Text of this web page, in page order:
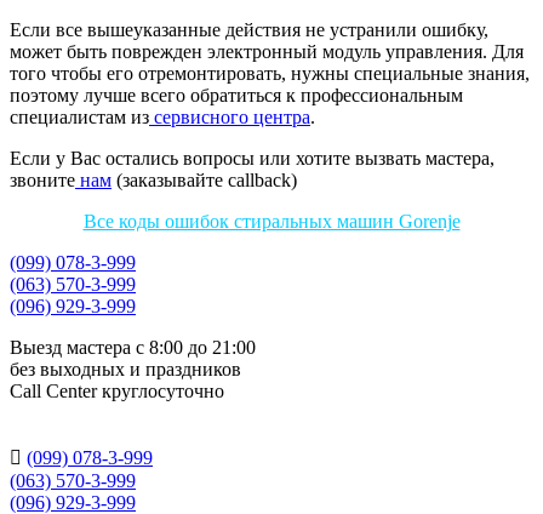
Если все вышеуказанные действия не устранили ошибку,
может быть поврежден электронный модуль управления. Для
того чтобы его отремонтировать, нужны специальные знания,
поэтому лучше всего обратиться к профессиональным
специалистам из сервисного центра.
Если у Вас остались вопросы или хотите вызвать мастера,
звоните нам (заказывайте callback)
Все коды ошибок стиральных машин Gorenje
(099) 078-3-999
(063) 570-3-999
(096) 929-3-999
Выезд мастера с 8:00 до 21:00
без выходных и праздников
Сall Сenter круглосуточно
 (099) 078-3-999
(063) 570-3-999
(096) 929-3-999